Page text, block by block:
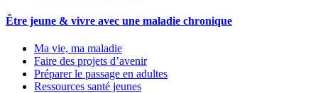
Être jeune & vivre avec une maladie chronique
Ma vie, ma maladie
Faire des projets d’avenir
Préparer le passage en adultes
Ressources santé jeunes